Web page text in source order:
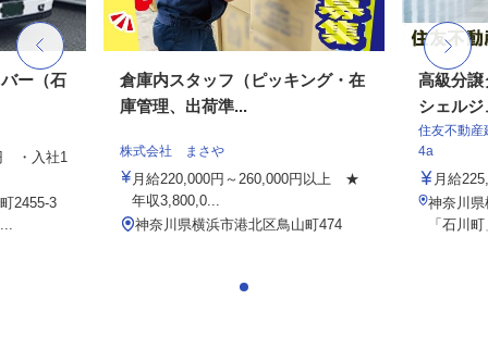
ー（⽯
・⼊社1
2455-3
倉庫内スタッフ（ピッキング・在
庫管理、出荷準...
株式会社 まさや
月給220,000円～260,000円以上 ★
年収3,800,0...
神奈川県横浜市港北区鳥山町474
高級分譲
シェルジ
住友不動産
4a
月給
神奈川
「石川